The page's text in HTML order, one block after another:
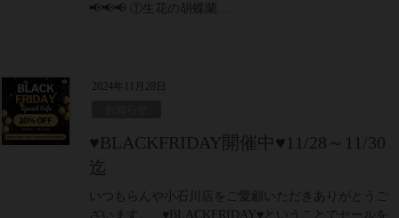
📢📢📢 ①生花の胡蝶蘭…
2024年11月28日
♥BLACKFRIDAY開催中♥11/28～11/30
迄
いつもらんや小石川店をご愛顧いただきありがとうご
ざいます。 ♥BLACKFRIDAY♥ということでセールを